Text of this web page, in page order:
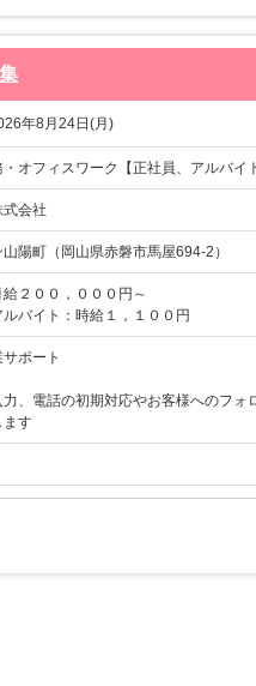
年8月24日(月)
オフィスワーク【正社員、アルバイ
会社
陽町（岡山県赤磐市馬屋694-2）
２００，０００円～
バイト：時給１，１００円
ポート
、電話の初期対応やお客様へのフォ
ます